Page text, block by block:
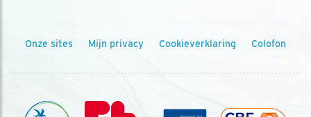
Onze sites Mijn privacy Cookieverklaring Colofon